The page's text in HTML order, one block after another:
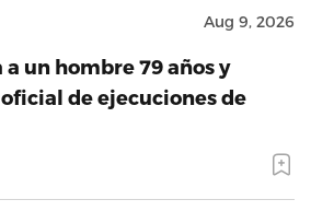
Aug 9, 2026
un hombre 79 años y
de ejecuciones de